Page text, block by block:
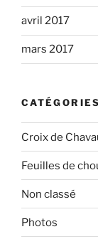
avril 2017
mars 2017
CATÉGORIES
Croix de
Feuilles de
Non classé
Photos